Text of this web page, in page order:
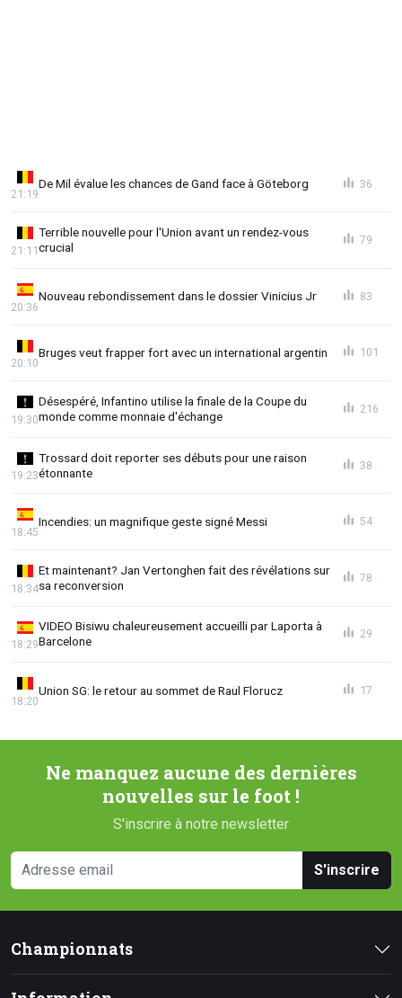
De Mil évalue les chances de Gand face à Göteborg
21:19
36
Terrible nouvelle pour l'Union avant un rendez-vous
crucial
21:11
79
Nouveau rebondissement dans le dossier Vinicius Jr
20:36
83
Bruges veut frapper fort avec un international argentin
20:10
101
Désespéré, Infantino utilise la finale de la Coupe du
monde comme monnaie d'échange
19:30
216
Trossard doit reporter ses débuts pour une raison
étonnante
19:23
38
Incendies: un magnifique geste signé Messi
18:45
54
Et maintenant? Jan Vertonghen fait des révélations sur
sa reconversion
18:34
78
VIDEO Bisiwu chaleureusement accueilli par Laporta à
Barcelone
18:29
29
Union SG: le retour au sommet de Raul Florucz
18:20
17
Ne manquez aucune des dernières
nouvelles sur le foot !
S'inscrire à notre newsletter
S'inscrire
Championnats